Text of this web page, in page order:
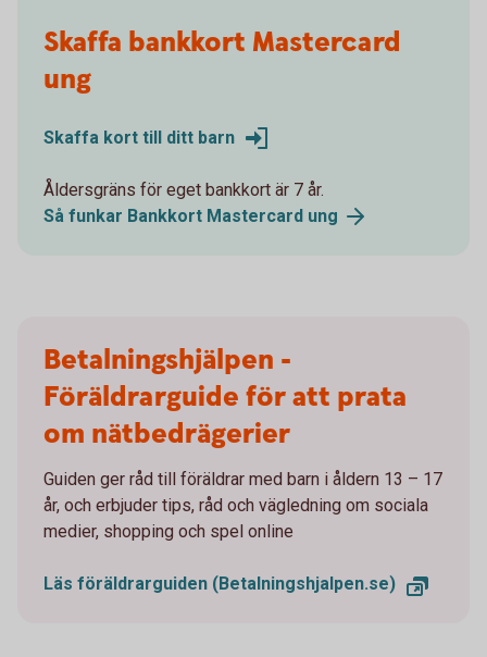
Skaffa bankkort Mastercard
ung
Skaffa kort till ditt barn
Åldersgräns för eget bankkort är 7 år.
Så funkar Bankkort Mastercard ung
Betalningshjälpen -
Föräldrarguide för att prata
om nätbedrägerier
Guiden ger råd till föräldrar med barn i åldern 13 – 17
år, och erbjuder tips, råd och vägledning om sociala
medier, shopping och spel online
Läs föräldrarguiden (Betalningshjalpen.se)